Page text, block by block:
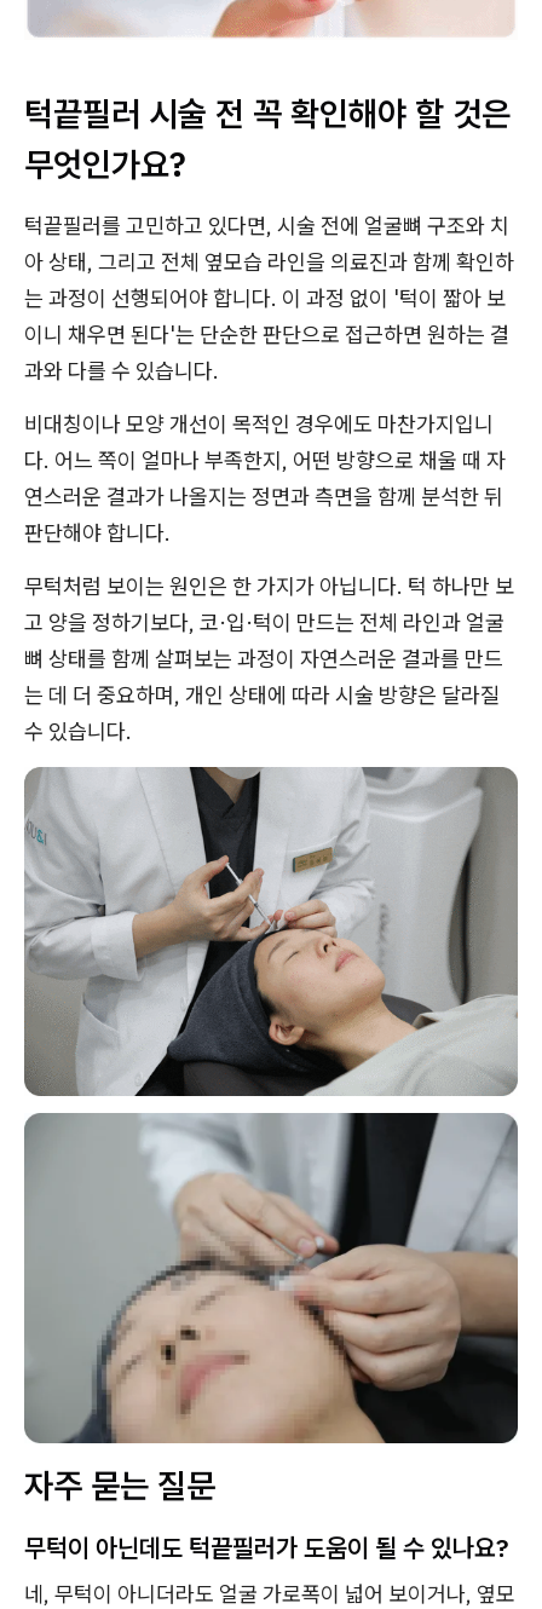
턱끝필러 시술 전 꼭 확인해야 할 것은
무엇인가요?
턱끝필러를 고민하고 있다면, 시술 전에 얼굴뼈 구조와 치
아 상태, 그리고 전체 옆모습 라인을 의료진과 함께 확인하
는 과정이 선행되어야 합니다. 이 과정 없이 '턱이 짧아 보
이니 채우면 된다'는 단순한 판단으로 접근하면 원하는 결
과와 다를 수 있습니다.
비대칭이나 모양 개선이 목적인 경우에도 마찬가지입니
다. 어느 쪽이 얼마나 부족한지, 어떤 방향으로 채울 때 자
연스러운 결과가 나올지는 정면과 측면을 함께 분석한 뒤
판단해야 합니다.
무턱처럼 보이는 원인은 한 가지가 아닙니다. 턱 하나만 보
고 양을 정하기보다, 코·입·턱이 만드는 전체 라인과 얼굴
뼈 상태를 함께 살펴보는 과정이 자연스러운 결과를 만드
는 데 더 중요하며, 개인 상태에 따라 시술 방향은 달라질
수 있습니다.
자주 묻는 질문
무턱이 아닌데도 턱끝필러가 도움이 될 수 있나요?
네, 무턱이 아니더라도 얼굴 가로폭이 넓어 보이거나, 옆모